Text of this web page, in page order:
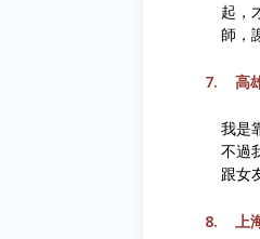
起，
師，
7.高
我是
不過
跟女
8.上